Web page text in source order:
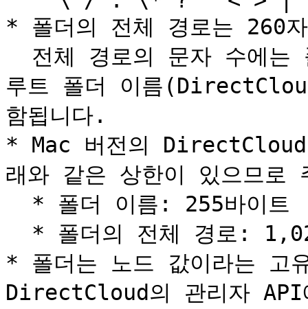
* 폴더의 전체 경로는 260
루트 폴더 이름
함됩니다.
* Mac 버전의
래와 같은 상한이 있으므로
* 폴더는 노드 값이라는 고
DirectCloud의 관리자 API